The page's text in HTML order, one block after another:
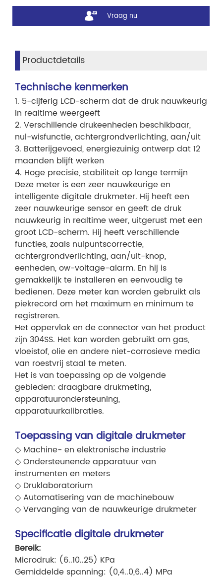
Vraag nu
Productdetails
Technische kenmerken
1. 5-cijferig LCD-scherm dat de druk nauwkeurig
in realtime weergeeft
2. Verschillende drukeenheden beschikbaar,
nul-wisfunctie, achtergrondverlichting, aan/uit
3. Batterijgevoed, energiezuinig ontwerp dat 12
maanden blijft werken
4. Hoge precisie, stabiliteit op lange termijn
Deze meter is een zeer nauwkeurige en
intelligente digitale drukmeter. Hij heeft een
zeer nauwkeurige sensor en geeft de druk
nauwkeurig in realtime weer, uitgerust met een
groot LCD-scherm. Hij heeft verschillende
functies, zoals nulpuntscorrectie,
achtergrondverlichting, aan/uit-knop,
eenheden, ow-voltage-alarm. En hij is
gemakkelijk te installeren en eenvoudig te
bedienen. Deze meter kan worden gebruikt als
piekrecord om het maximum en minimum te
registreren.
Het oppervlak en de connector van het product
zijn 304SS. Het kan worden gebruikt om gas,
vloeistof, olie en andere niet-corrosieve media
van roestvrij staal te meten.
Het is van toepassing op de volgende
gebieden: draagbare drukmeting,
apparatuurondersteuning,
apparatuurkalibraties.
Toepassing van digitale drukmeter
◇ Machine- en elektronische industrie
◇ Ondersteunende apparatuur van
instrumenten en meters
◇ Druklaboratorium
◇ Automatisering van de machinebouw
◇ Vervanging van de nauwkeurige drukmeter
Specificatie digitale drukmeter
Bereik:
Microdruk: (6..10..25) KPa
Gemiddelde spanning: (0,4..0,6..4) MPa